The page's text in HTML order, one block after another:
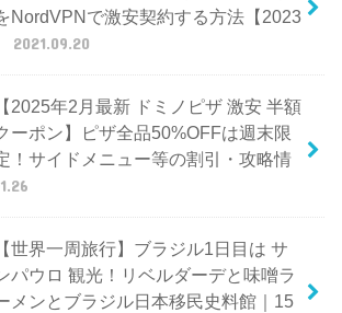
NordVPNで激安契約する方法【2023
2021.09.20
【2025年2月最新 ドミノピザ 激安 半額
ーポン】ピザ全品50%OFFは週末限
！サイドメニュー等の割引・攻略情
【世界一周旅行】ブラジル1日目は サ
パウロ 観光！リベルダーデと味噌ラ
メンとブラジル日本移民史料館｜15